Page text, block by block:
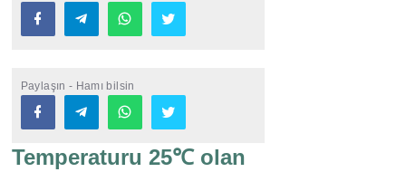
Paylaşın - Hamı bilsin
Temperaturu 25℃ olan